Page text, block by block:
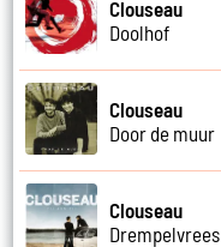
Clouseau
Doolhof
Clouseau
Door de muur
Clouseau
Drempelvrees